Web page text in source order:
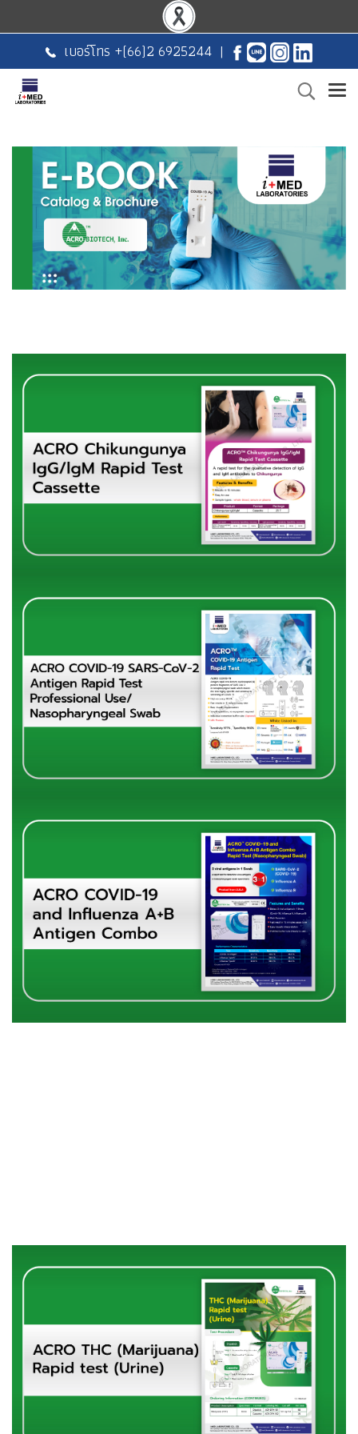
เบอร์โทร +(66)2 6925244 |